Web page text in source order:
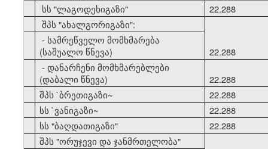
სს "ლაგოდეხიგაზი"
22.288
შპს "ახალგორიგაზი":
- სამრეწველო მომხმარება
(საშუალო წნევა)
22.288
- დანარჩენი მომხმარებლები
(დაბალი წნევა)
22.288
შპს `ბრეთიგაზი~
22.288
სს `ვანიგაზი~
22.288
სს "ბაღდათიგაზი"
22.288
შპს "ორუჯევი და ჯანმრთელობა"